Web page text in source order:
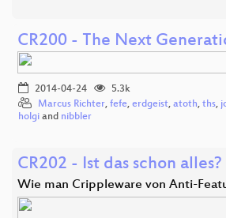
CR200 - The Next
2014-04-24
5.3k
Marcus Richter, fefe, erdgeist, atoth, ths,
holgi and nibbler
CR202 - Ist das schon alles?
Wie man Crippleware von Anti-